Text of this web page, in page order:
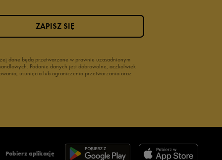
dane będą przetwarzane w prawnie uzasadnionym
Podanie danych jest dobrowolne, aczkolwiek
usunięcia lub ograniczenia przetwarzania oraz
ZAPISZ SIĘ
Pobierz aplikację